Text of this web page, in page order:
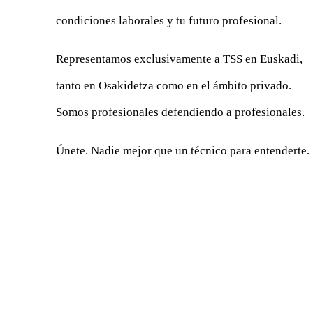
condiciones laborales y tu futuro profesional.
Representamos exclusivamente a TSS en Euskadi,
tanto en Osakidetza como en el ámbito privado.
Somos profesionales defendiendo a profesionales.
Únete. Nadie mejor que un técnico para entenderte.